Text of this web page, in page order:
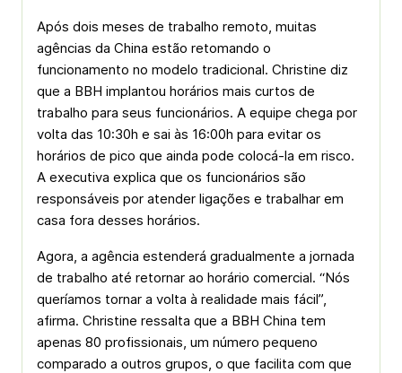
Após dois meses de trabalho remoto, muitas
agências da China estão retomando o
funcionamento no modelo tradicional. Christine diz
que a BBH implantou horários mais curtos de
trabalho para seus funcionários. A equipe chega por
volta das 10:30h e sai às 16:00h para evitar os
horários de pico que ainda pode colocá-la em risco.
A executiva explica que os funcionários são
responsáveis por atender ligações e trabalhar em
casa fora desses horários.
Agora, a agência estenderá gradualmente a jornada
de trabalho até retornar ao horário comercial. “Nós
queríamos tornar a volta à realidade mais fácil”,
afirma. Christine ressalta que a BBH China tem
apenas 80 profissionais, um número pequeno
comparado a outros grupos, o que facilita com que